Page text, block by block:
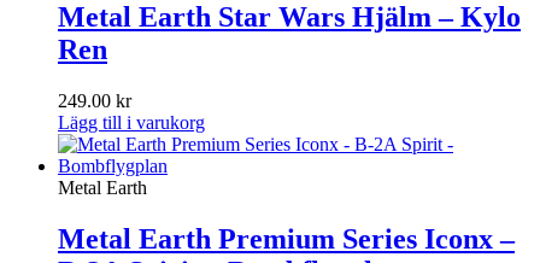
Metal Earth Star Wars Hjälm – Kylo
Ren
249.00 kr
Lägg till i varukorg
Metal Earth
Metal Earth Premium Series Iconx –